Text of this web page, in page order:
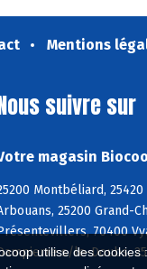
utilise des
Mentions
suivre sur
magasin
Montbéliard,
25200 Grand-
70400
s/le-Doubs,